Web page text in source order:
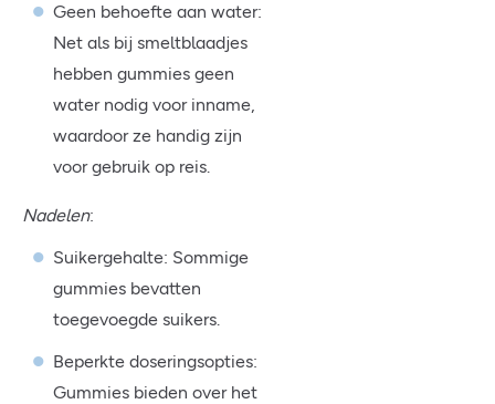
Geen behoefte aan water:
Net als bij smeltblaadjes
hebben gummies geen
water nodig voor inname,
waardoor ze handig zijn
voor gebruik op reis.
Nadelen:
Suikergehalte: Sommige
gummies bevatten
toegevoegde suikers.
Beperkte doseringsopties:
Gummies bieden over het